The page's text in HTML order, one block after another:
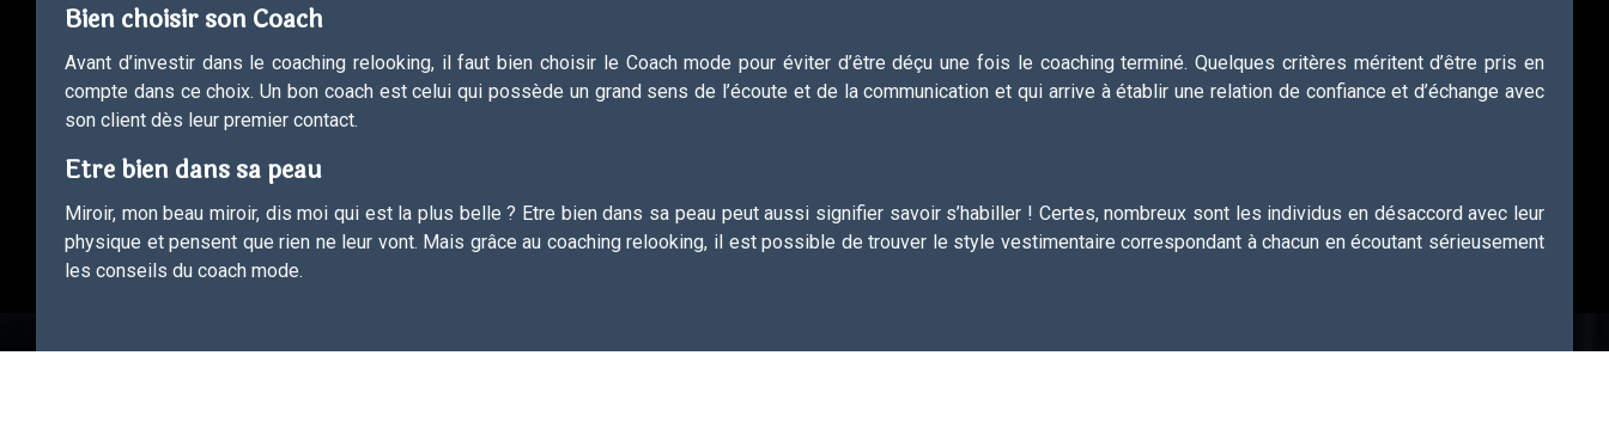
Bien choisir son Coach
Avant d’investir dans le coaching relooking, il faut bien choisir le Coach mode pour éviter d’être déçu une fois le coaching terminé. Quelques critères méritent d’être pris en
compte dans ce choix. Un bon coach est celui qui possède un grand sens de l’écoute et de la communication et qui arrive à établir une relation de confiance et d’échange avec
son client dès leur premier contact.
Etre bien dans sa peau
Miroir, mon beau miroir, dis moi qui est la plus belle ? Etre bien dans sa peau peut aussi signifier savoir s’habiller ! Certes, nombreux sont les individus en désaccord avec leur
physique et pensent que rien ne leur vont. Mais grâce au coaching relooking, il est possible de trouver le style vestimentaire correspondant à chacun en écoutant sérieusement
les conseils du coach mode.